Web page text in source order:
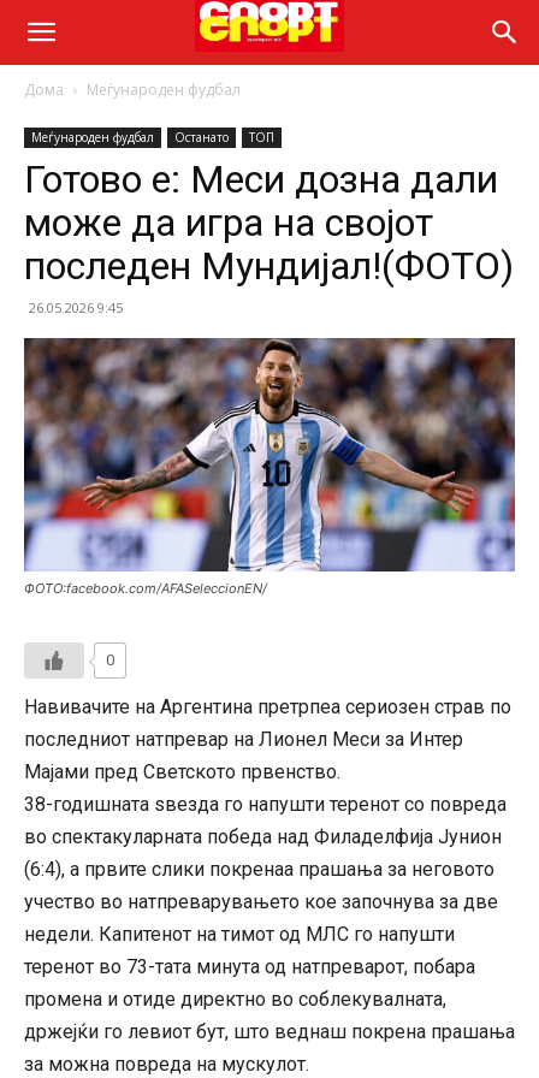
Дома Меѓународен фудбал
Меѓународен фудбал Останато ТОП
Готово е: Меси дозна дали
може да игра на својот
последен Мундијал!(ФОТО)
26.05.2026 9:45
ФОТО:facebook.com/AFASeleccionEN/
0
Навивачите на Аргентина претрпеа сериозен страв по
последниот натпревар на Лионел Меси за Интер
Мајами пред Светското првенство.
38-годишната ѕвезда го напушти теренот со повреда
во спектакуларната победа над Филаделфија Јунион
(6:4), а првите слики покренаа прашања за неговото
учество во натпреварувањето кое започнува за две
недели. Капитенот на тимот од МЛС го напушти
теренот во 73-тата минута од натпреварот, побара
промена и отиде директно во соблекувалната,
држејќи го левиот бут, што веднаш покрена прашања
за можна повреда на мускулот.